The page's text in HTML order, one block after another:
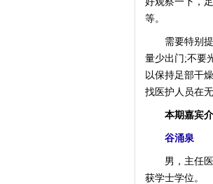
等。
需要特别提
量少出门;不要
以保持足部干
找医护人员在
本期嘉宾
谷涌泉
男，主任医
获学士学位。